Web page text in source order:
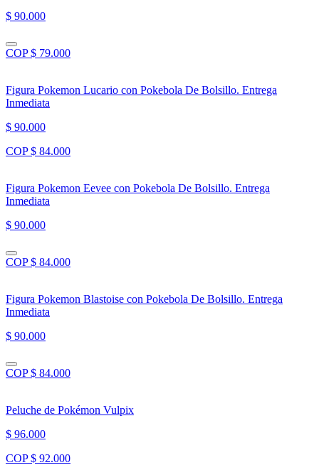
$ 90.000
COP $ 79.000
Figura Pokemon Lucario con Pokebola De Bolsillo. Entrega
Inmediata
$ 90.000
COP $ 84.000
Figura Pokemon Eevee con Pokebola De Bolsillo. Entrega
Inmediata
$ 90.000
COP $ 84.000
Figura Pokemon Blastoise con Pokebola De Bolsillo. Entrega
Inmediata
$ 90.000
COP $ 84.000
Peluche de Pokémon Vulpix
$ 96.000
COP $ 92.000